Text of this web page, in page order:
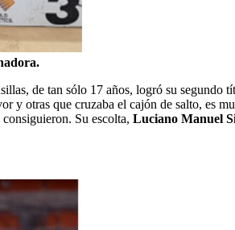
de tan sólo 17 años, logró su
y otras que cruzaba el cajón de salto, es
Su escolta, Luciano Manuel